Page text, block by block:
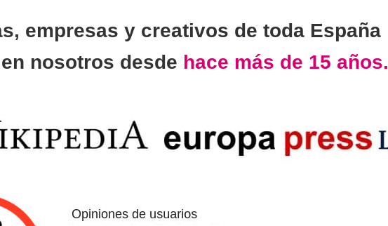
empresas y creativos de toda España
en nosotros desde hace más de 15 años.